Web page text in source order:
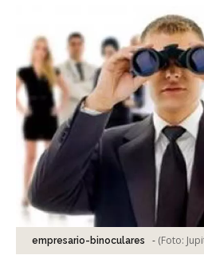
empresario-binoculares - (Foto: